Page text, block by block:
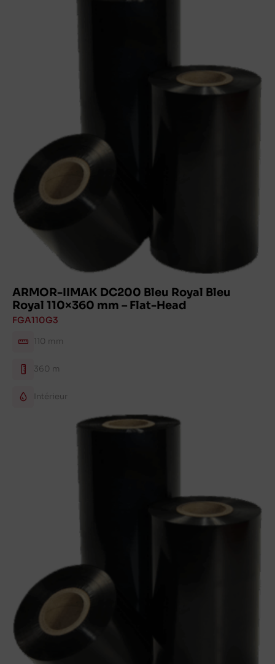
ARMOR-IIMAK DC200 Bleu Royal Bleu
Royal 110×360 mm – Flat-Head
FGA110G3
110 mm
360 m
Intérieur